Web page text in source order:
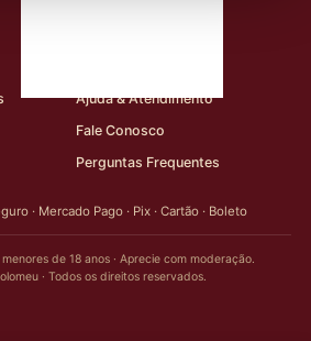
Ajuda & Atendimento
Fale Conosco
Perguntas Frequentes
· Mercado Pago · Pix · Cartão · Boleto
de 18 anos · Aprecie com moderação.
· Todos os direitos reservados.